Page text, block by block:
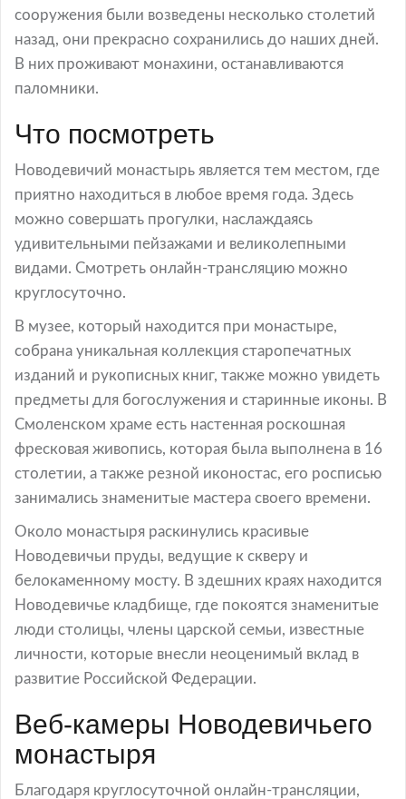
сооружения были возведены несколько столетий
назад, они прекрасно сохранились до наших дней.
В них проживают монахини, останавливаются
паломники.
Что посмотреть
Новодевичий монастырь является тем местом, где
приятно находиться в любое время года. Здесь
можно совершать прогулки, наслаждаясь
удивительными пейзажами и великолепными
видами. Смотреть онлайн-трансляцию можно
круглосуточно.
В музее, который находится при монастыре,
собрана уникальная коллекция старопечатных
изданий и рукописных книг, также можно увидеть
предметы для богослужения и старинные иконы. В
Смоленском храме есть настенная роскошная
фресковая живопись, которая была выполнена в 16
столетии, а также резной иконостас, его росписью
занимались знаменитые мастера своего времени.
Около монастыря раскинулись красивые
Новодевичьи пруды, ведущие к скверу и
белокаменному мосту. В здешних краях находится
Новодевичье кладбище, где покоятся знаменитые
люди столицы, члены царской семьи, известные
личности, которые внесли неоценимый вклад в
развитие Российской Федерации.
Веб-камеры Новодевичьего
монастыря
Благодаря круглосуточной онлайн-трансляции,